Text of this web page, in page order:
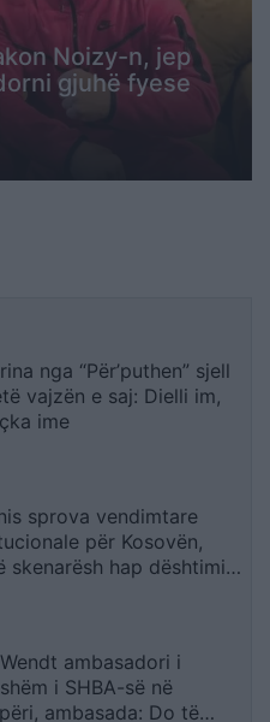
Noizy-n, jep
gjuhë fyese
nga “Për’puthen” sjell
vajzën e saj: Dielli im,
ime
sprova vendimtare
për Kosovën,
skenarësh hap dështimi i
ambasadori i
i SHBA-së në
ambasada: Do të